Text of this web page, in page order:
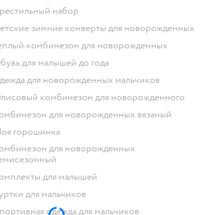
Крестильный набор
Детские зимние конверты для новорожденных
комбинезон для новорожденных
Обувь для малышей до года
Одежда для новорожденных мальчиков
Флисовый комбинезон для новорожденного
для новорожденных вязаный
Моя горошинка
для малышей
для мальчиков
Спортивная одежда для мальчиков